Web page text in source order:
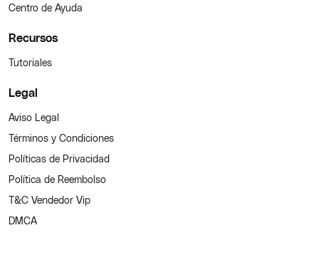
Centro de Ayuda
Recursos
Tutoriales
Legal
Aviso Legal
Términos y Condiciones
Políticas de Privacidad
Política de Reembolso
T&C Vendedor Vip
DMCA